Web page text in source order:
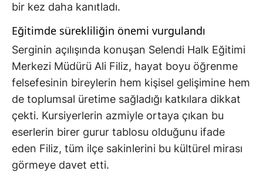
bir kez daha kanıtladı.
Eğitimde sürekliliğin önemi vurgulandı
Serginin açılışında konuşan Selendi Halk Eğitimi
Merkezi Müdürü Ali Filiz, hayat boyu öğrenme
felsefesinin bireylerin hem kişisel gelişimine hem
de toplumsal üretime sağladığı katkılara dikkat
çekti. Kursiyerlerin azmiyle ortaya çıkan bu
eserlerin birer gurur tablosu olduğunu ifade
eden Filiz, tüm ilçe sakinlerini bu kültürel mirası
görmeye davet etti.